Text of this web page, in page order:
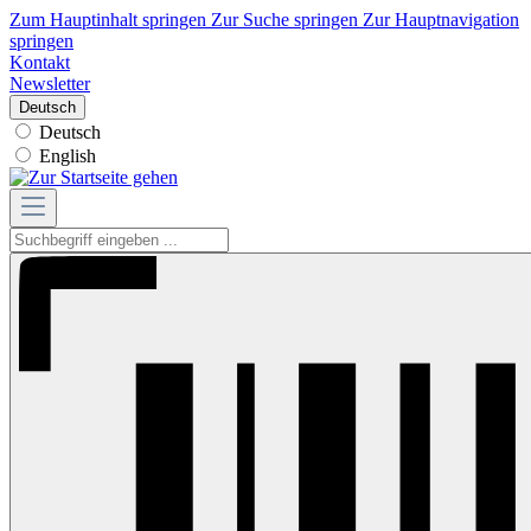
Zum Hauptinhalt springen Zur Suche springen Zur Hauptnavigation
springen
Kontakt
Newsletter
Deutsch
Deutsch
English